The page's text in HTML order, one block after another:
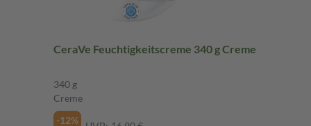
CeraVe Feuchtigkeitscreme 340 g Creme
340 g
Creme
-12%